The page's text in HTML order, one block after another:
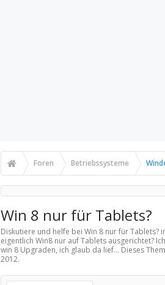
Foren Betriebssysteme
Win 8 nur für Tablets?
Diskutiere und helfe bei Win 8 nur für Tablets?
eigentlich Win8 nur auf Tablets ausgerichtet?
win 8 Upgraden, ich glaub da lief... Dieses
2012.